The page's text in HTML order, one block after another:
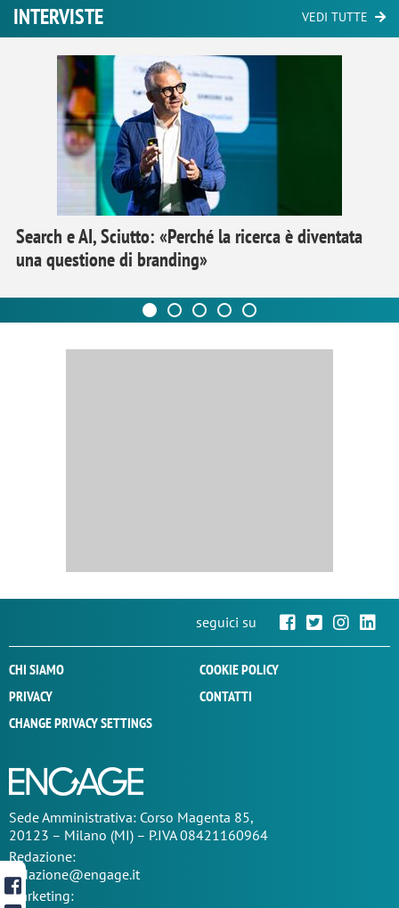
INTERVISTE VEDI TUTTE
Search e AI, Sciutto: «Perché la ricerca è diventata
una questione di branding»
seguici su
CHI SIAMO
COOKIE POLICY
PRIVACY
CONTATTI
CHANGE PRIVACY SETTINGS
SedeAmministrativa: Corso Magenta 85,
20123 – Milano (MI) – P.IVA 08421160964
Redazione:
redazione@engage.it
Marketing: